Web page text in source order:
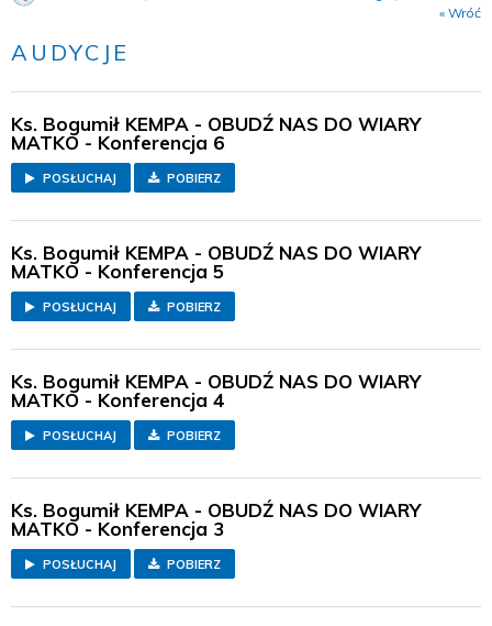
« Wróć
AUDYCJE
Ks. Bogumił KEMPA - OBUDŹ NAS DO WIARY
MATKO - Konferencja 6
POSŁUCHAJ POBIERZ
Ks. Bogumił KEMPA - OBUDŹ NAS DO WIARY
MATKO - Konferencja 5
POSŁUCHAJ POBIERZ
Ks. Bogumił KEMPA - OBUDŹ NAS DO WIARY
MATKO - Konferencja 4
POSŁUCHAJ POBIERZ
Ks. Bogumił KEMPA - OBUDŹ NAS DO WIARY
MATKO - Konferencja 3
POSŁUCHAJ POBIERZ